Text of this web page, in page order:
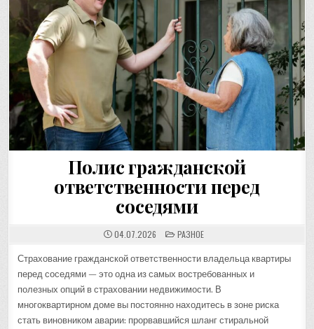
Полис гражданской
ответственности перед
соседями
04.07.2026 POSTED
IN
РАЗНОЕ
Страхование гражданской ответственности владельца квартиры
перед соседями — это одна из самых востребованных и
полезных опций в страховании недвижимости. В
многоквартирном доме вы постоянно находитесь в зоне риска
стать виновником аварии: прорвавшийся шланг стиральной